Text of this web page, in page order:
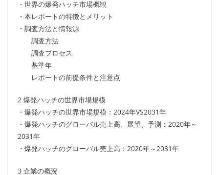
・世界の爆発ハッチ市場概観
・本レポートの特徴とメリット
・調査方法と情報源
調査方法
調査プロセス
基準年
レポートの前提条件と注意点
2 爆発ハッチの世界市場規模
・爆発ハッチの世界市場規模：2024年VS2031年
・爆発ハッチのグローバル売上高、展望、予測：2020年～
2031年
・爆発ハッチのグローバル売上高：2020年～2031年
3 企業の概況